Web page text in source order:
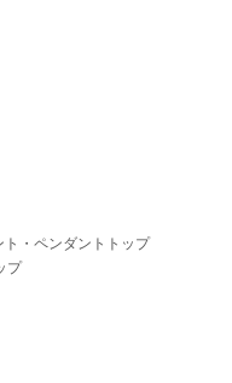
ト・ペンダントトップ
プ